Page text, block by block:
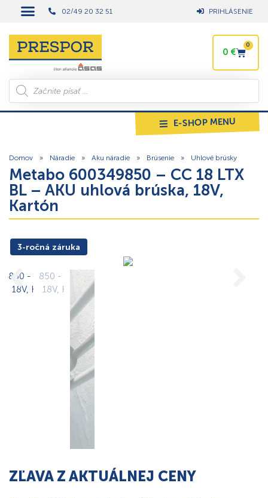
02/49 20 32 51 PRIHLÁSENIE
0 €
0
E-SHOP MENU
Domov » Náradie » Aku náradie » Brúsenie » Uhlové brúsky
Metabo 600349850 – CC 18 LTX
BL – AKU uhlová brúska, 18V,
Kartón
3-ročná záruka
ZĽAVA Z AKTUÁLNEJ CENY